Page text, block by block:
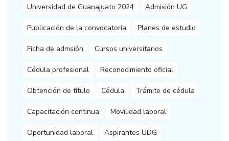
Universidad de Guanajuato 2024 Admisión UG
Publicación de la convocatoria Planes de estudio
Ficha de admsión Cursos universitarios
Cédula profesional Reconocimiento oficial
Obtención de título Cédula Trámite de cédula
Capacitación continua Movilidad laboral
Oportunidad laboral Aspirantes UDG